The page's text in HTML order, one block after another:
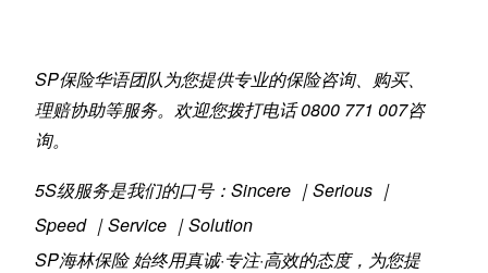
SP保险华语团队为您提供专业的保险咨询、购买、
理赔协助等服务。欢迎您拨打电话 0800 771 007咨
询。
5S级服务是我们的口号：Sincere ｜Serious ｜
Speed ｜Service ｜Solution
SP海林保险 始终用真诚·专注·高效的态度，为您提